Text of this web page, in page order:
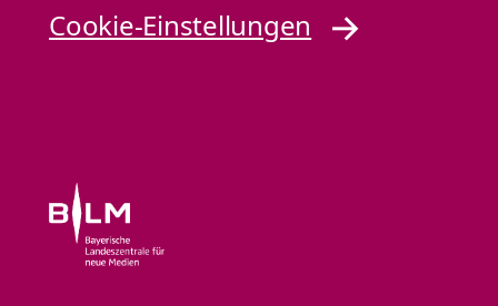
Cookie-Einstellungen